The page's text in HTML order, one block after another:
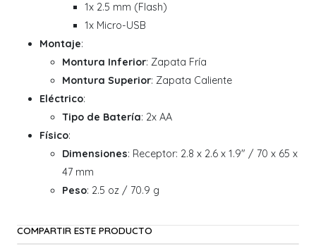
1x 2.5 mm (Flash)
1x Micro-USB
Montaje:
Montura Inferior: Zapata Fría
Montura Superior: Zapata Caliente
Eléctrico:
Tipo de Batería: 2x AA
Físico:
Dimensiones: Receptor: 2.8 x 2.6 x 1.9" / 70 x 65 x
47 mm
Peso: 2.5 oz / 70.9 g
COMPARTIR ESTE PRODUCTO